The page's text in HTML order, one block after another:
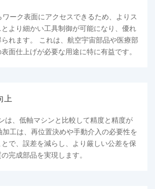
ーク表面にアクセスできるため、よりス
より細かい工具制御が可能になり、優れ
れます。 これは、航空宇宙部品や医療部
面仕上げが必要な用途に特に有益です。
上
は、低軸マシンと比較して精度と精度が
工は、再位置決めや手動介入の必要性を
で、誤差を減らし、より厳しい公差を保
完成部品を実現します。